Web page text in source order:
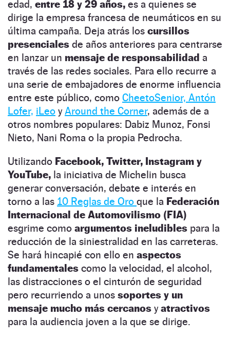
edad, entre 18 y 29 años, es a quienes se
dirige la empresa francesa de neumáticos en su
última campaña. Deja atrás los cursillos
presenciales de años anteriores para centrarse
en lanzar un mensaje de responsabilidad a
través de las redes sociales. Para ello recurre a
una serie de embajadores de enorme influencia
entre este público, como CheetoSenior, Antón
Lofer, iLeo yAround the Corner, además de a
otros nombres populares: Dabiz Munoz, Fonsi
Nieto, Nani Roma o la propia Pedrocha.
Utilizando Facebook, Twitter, Instagram y
YouTube, la iniciativa de Michelin busca
generar conversación, debate e interés en
torno a las 10 Reglas de Oro que la Federación
Internacional de Automovilismo (FIA)
esgrime como argumentos ineludibles para la
reducción de la siniestralidad en las carreteras.
Se hará hincapié con ello en aspectos
fundamentales como la velocidad, el alcohol,
las distracciones o el cinturón de seguridad
pero recurriendo a unos soportes y un
mensaje mucho más cercanos yatractivos
para la audiencia joven a la que se dirige.